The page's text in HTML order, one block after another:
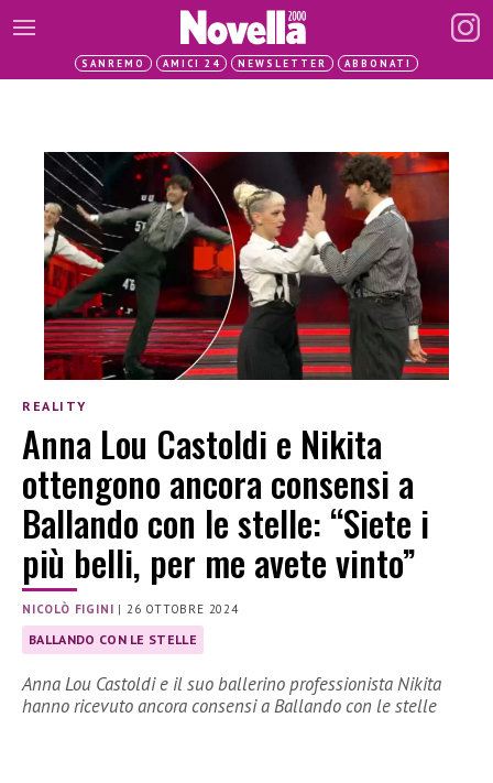
SANREMO AMICI 24 NEWSLETTER ABBONATI
REALITY
Anna Lou Castoldi e Nikita
ottengono ancora consensi a
Ballando con le stelle: “Siete i
più belli, per me avete vinto”
NICOLÒ FIGINI | 26 OTTOBRE 2024
BALLANDO CON LE STELLE
Anna Lou Castoldi e il suo ballerino professionista Nikita
hanno ricevuto ancora consensi a Ballando con le stelle